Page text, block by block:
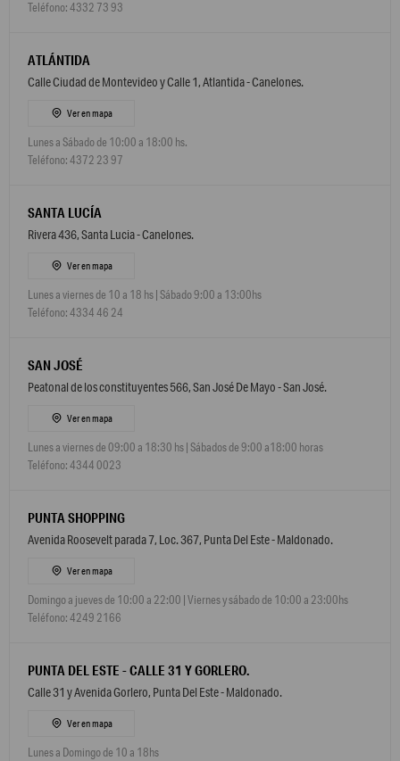
Teléfono: 4332 73 93
ATLÁNTIDA
Calle Ciudad de Montevideo y Calle 1, Atlantida - Canelones.
Ver en mapa
Lunes a Sábado de 10:00 a 18:00 hs.
Teléfono: 4372 23 97
SANTA LUCÍA
Rivera 436, Santa Lucia - Canelones.
Ver en mapa
Lunes a viernes de 10 a 18 hs | Sábado 9:00 a 13:00hs
Teléfono: 4334 46 24
SAN JOSÉ
Peatonal de los constituyentes 566, San José De Mayo - San José.
Ver en mapa
Lunes a viernes de 09:00 a 18:30 hs | Sábados de 9:00 a18:00 horas
Teléfono: 4344 0023
PUNTA SHOPPING
Avenida Roosevelt parada 7, Loc. 367, Punta Del Este - Maldonado.
Ver en mapa
Domingo a jueves de 10:00 a 22:00 | Viernes y sábado de 10:00 a 23:00hs
Teléfono: 4249 2166
PUNTA DEL ESTE - CALLE 31 Y GORLERO.
Calle 31 y Avenida Gorlero, Punta Del Este - Maldonado.
Ver en mapa
Lunes a Domingo de 10 a 18hs